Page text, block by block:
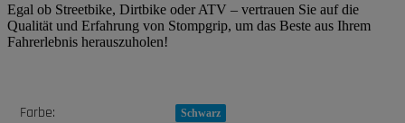
Egal ob Streetbike, Dirtbike oder ATV – vertrauen Sie auf die
Qualität und Erfahrung von Stompgrip, um das Beste aus Ihrem
Fahrerlebnis herauszuholen!
Produkteigenschaft
Wert
Farbe: Schwarz